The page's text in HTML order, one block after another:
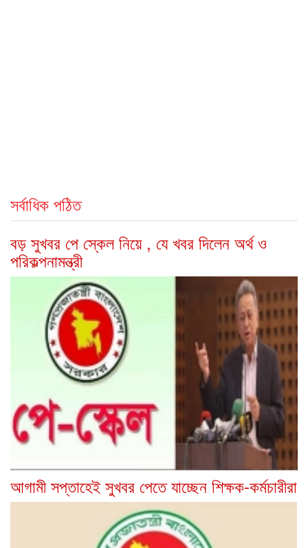
সর্বাধিক পঠিত
বড় সুখবর পে স্কেল নিয়ে , যে খবর দিলেন অর্থ ও
পরিকল্পনামন্ত্রী
আগামী সপ্তাহেই সুখবর পেতে যাচ্ছেন শিক্ষক-কর্মচারীরা